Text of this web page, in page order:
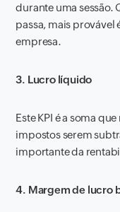
durante uma sessão.
passa, mais provável
empresa.
3. Lucro líquido
Este KPI é a soma
impostos serem
importante da
4. Margem de lucro